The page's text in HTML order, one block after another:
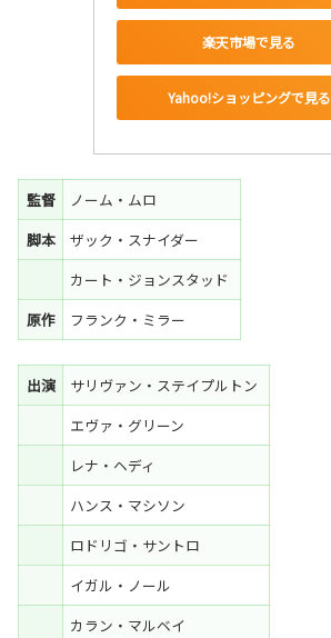
楽天市場で見る
Yahoo!ショッピングで見る
監督
ノーム・ムロ
脚本
ザック・スナイダー
カート・ジョンスタッド
原作
フランク・ミラー
出演
サリヴァン・ステイプルトン
エヴァ・グリーン
レナ・ヘディ
ハンス・マシソン
ロドリゴ・サントロ
イガル・ノール
カラン・マルベイ